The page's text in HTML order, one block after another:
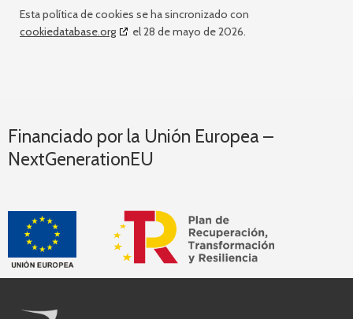
Esta política de cookies se ha sincronizado con
cookiedatabase.org
el 28 de mayo de 2026.
Financiado por la Unión Europea –
NextGenerationEU